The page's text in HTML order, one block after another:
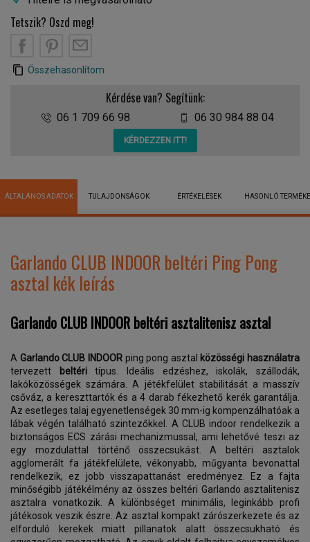
Tetszik? Oszd meg!
Összehasonlítom
Kérdése van? Segítünk:
06 1 709 66 98 06 30 984 88 04
KÉRDEZZEN ITT!
ÁLTALÁNOS ADATOK TULAJDONSÁGOK ÉRTÉKELÉSEK HASONLÓ
Garlando CLUB INDOOR beltéri Ping Pong
asztal kék leírás
Garlando CLUB INDOOR beltéri asztalitenisz asztal
A Garlando CLUB INDOORping pong asztal közösségi használatra
tervezett
beltéritípus. Ideális edzéshez, iskolák, szállodák,
lakóközösségek számára. A jétékfelület stabilitását a masszív
csőváz, a kereszttartók és a 4 darab fékezhető kerék garantálja.
Az esetleges talaj egyenetlenségek 30 mm-ig kompenzálhatóak a
lábak végén található szintezőkkel. A CLUB indoor rendelkezik a
biztonságos ECS zárási mechanizmussal, ami lehetővé teszi az
egy mozdulattal történő összecsukást. A beltéri asztalok
agglomerált fa játékfelülete, vékonyabb, műgyanta bevonattal
rendelkezik, ez jobb visszapattanást eredményez. Ez a fajta
minőségibb játékélmény az összes beltéri Garlando asztalitenisz
asztalra vonatkozik. A különbséget minimális, leginkább profi
játékosok veszik észre. Az asztal kompakt zárószerkezete és az
elforduló kerekek miatt pillanatok alatt összecsukható és